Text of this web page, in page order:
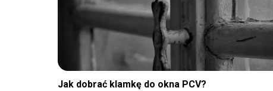
Jak dobrać klamkę do okna PCV?